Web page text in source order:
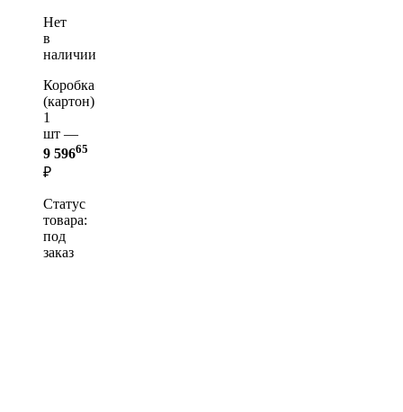
Нет
в
наличии
Коробка
(картон)
1
шт —
9 59665
₽
Статус
товара:
под
заказ